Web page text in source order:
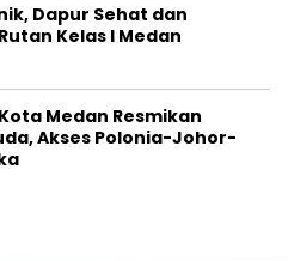
Dapur Sehat dan
Kelas I Medan
Medan Resmikan
Akses Polonia-Johor-